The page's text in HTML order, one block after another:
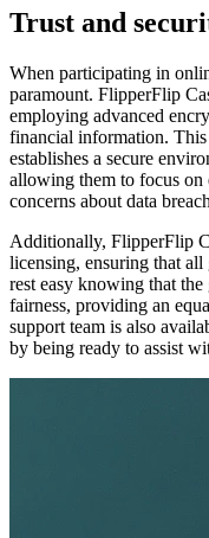
Trust and
When participating in
paramount. FlipperFlip
employing advanced
financial information.
establishes a secure
allowing them to focus
concerns about data
Additionally, FlipperFlip
licensing, ensuring that all
rest easy knowing that
fairness, providing an
support team is also
by being ready to assist